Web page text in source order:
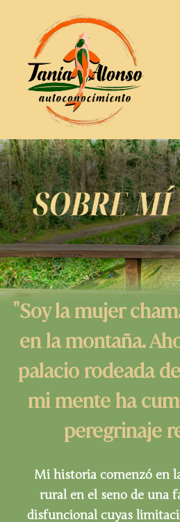
"Soy la mujer
en la montaña.
palacio rodeada
mi mente ha
peregrinaje
Mi historia comenzó en
rural en el seno de una
disfuncional cuyas